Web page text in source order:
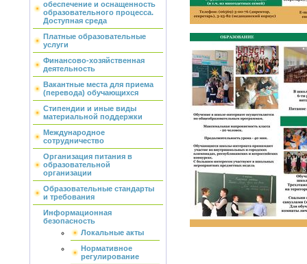
обеспечение и оснащенность
образовательного процесса.
Доступная среда
Платные образовательные
услуги
Финансово-хозяйственная
деятельность
Вакантные места для приема
(перевода) обучающихся
Стипендии и иные виды
материальной поддержки
Международное
сотрудничество
Организация питания в
образовательной
организации
Образовательные стандарты
и требования
Информационная
безопасность
Локальные акты
Нормативное
регулирование